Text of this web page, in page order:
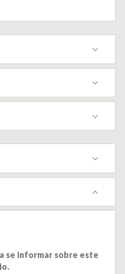
se informar sobre este